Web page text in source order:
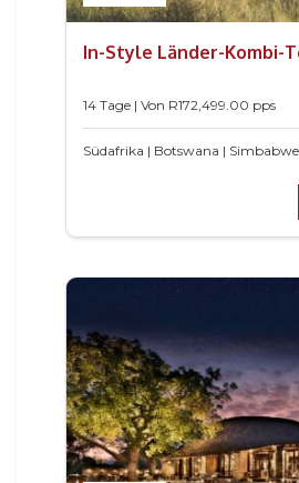
In-Style Länder-Kombi-
14 Tage | Von R172,499.00 pps
Südafrika | Botswana | Simbabwe